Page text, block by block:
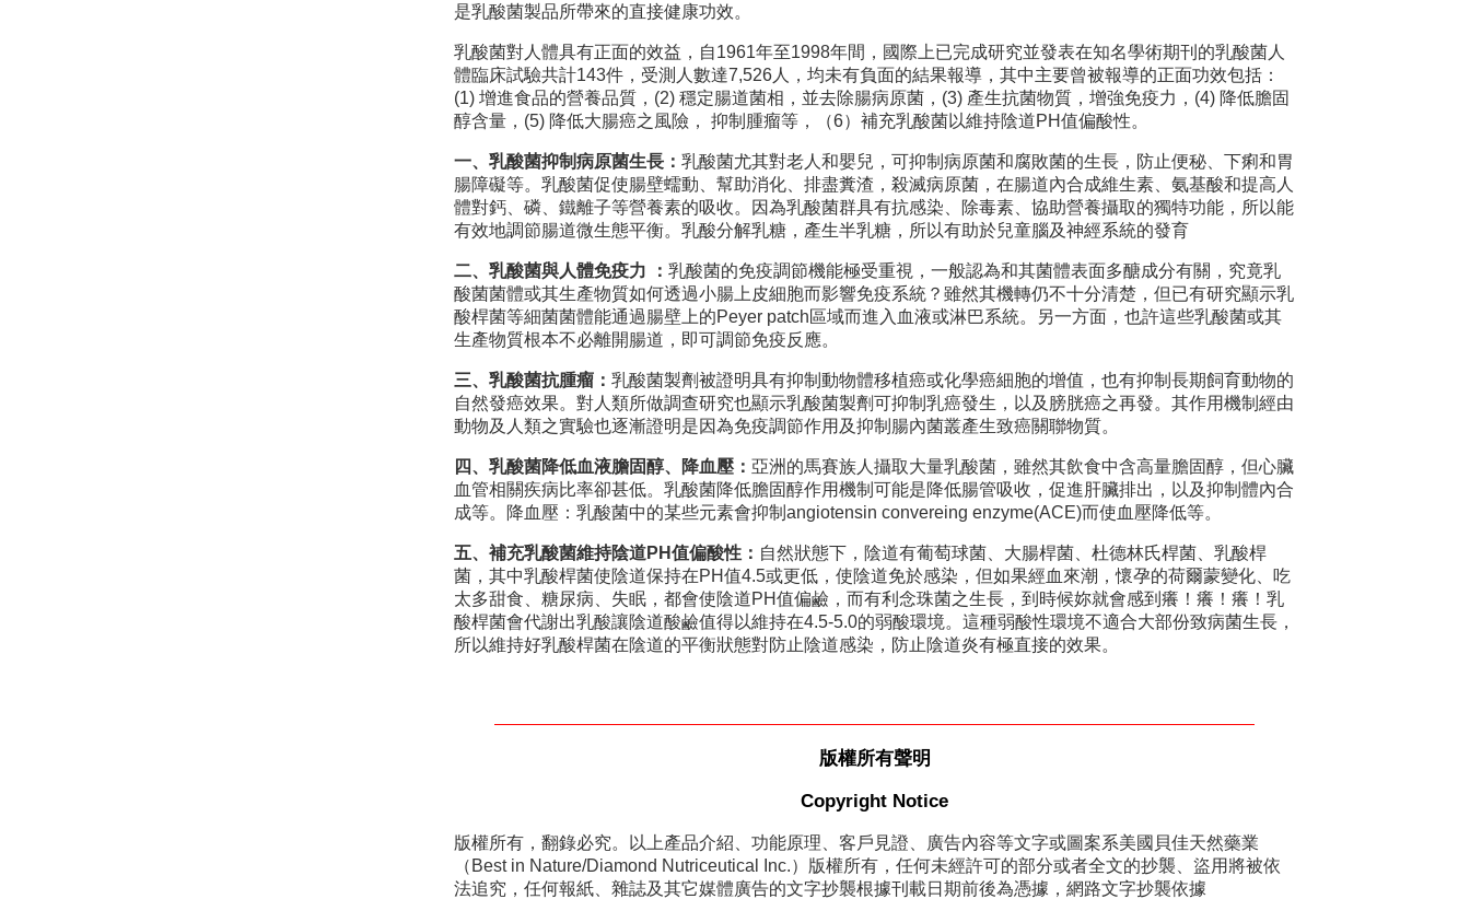
是乳酸菌製品所帶來的直接健康功效。
乳酸菌對人體具有正面的效益，自1961年至1998年間，國際上已完成研究並發表在知名學術期刊的乳酸菌人
體臨床試驗共計143件，受測人數達7,526人，均未有負面的結果報導，其中主要曾被報導的正面功效包括：
(1) 增進食品的營養品質，(2) 穩定腸道菌相，並去除腸病原菌，(3) 產生抗菌物質，增強免疫力，(4) 降低膽固
醇含量，(5) 降低大腸癌之風險， 抑制腫瘤等，（6）補充乳酸菌以維持陰道PH值偏酸性。
一、乳酸菌抑制病原菌生長： 乳酸菌尤其對老人和嬰兒，可抑制病原菌和腐敗菌的生長，防止便秘、下痢和胃
腸障礙等。乳酸菌促使腸壁蠕動、幫助消化、排盡糞渣，殺滅病原菌，在腸道內合成維生素、氨基酸和提高人
體對鈣、磷、鐵離子等營養素的吸收。因為乳酸菌群具有抗感染、除毒素、協助營養攝取的獨特功能，所以能
有效地調節腸道微生態平衡。乳酸分解乳糖，產生半乳糖，所以有助於兒童腦及神經系統的發育
二、乳酸菌與人體免疫力 ： 乳酸菌的免疫調節機能極受重視，一般認為和其菌體表面多醣成分有關，究竟乳
酸菌菌體或其生產物質如何透過小腸上皮細胞而影響免疫系統？雖然其機轉仍不十分清楚，但已有研究顯示乳
酸桿菌等細菌菌體能通過腸壁上的Peyer patch區域而進入血液或淋巴系統。另一方面，也許這些乳酸菌或其
生產物質根本不必離開腸道，即可調節免疫反應。
三、乳酸菌抗腫瘤： 乳酸菌製劑被證明具有抑制動物體移植癌或化學癌細胞的增值，也有抑制長期飼育動物的
自然發癌效果。對人類所做調查研究也顯示乳酸菌製劑可抑制乳癌發生，以及膀胱癌之再發。其作用機制經由
動物及人類之實驗也逐漸證明是因為免疫調節作用及抑制腸內菌叢產生致癌關聯物質。
四、乳酸菌降低血液膽固醇、降血壓： 亞洲的馬賽族人攝取大量乳酸菌，雖然其飲食中含高量膽固醇，但心臟
血管相關疾病比率卻甚低。乳酸菌降低膽固醇作用機制可能是降低腸管吸收，促進肝臟排出，以及抑制體內合
成等。降血壓：乳酸菌中的某些元素會抑制angiotensin convereing enzyme(ACE)而使血壓降低等。
五、補充乳酸菌維持陰道PH值偏酸性： 自然狀態下，陰道有葡萄球菌、大腸桿菌、杜德林氏桿菌、乳酸桿
菌，其中乳酸桿菌使陰道保持在PH值4.5或更低，使陰道免於感染，但如果經血來潮，懷孕的荷爾蒙變化、吃
太多甜食、糖尿病、失眠，都會使陰道PH值偏鹼，而有利念珠菌之生長，到時候妳就會感到癢！癢！癢！乳
酸桿菌會代謝出乳酸讓陰道酸鹼值得以維持在4.5-5.0的弱酸環境。這種弱酸性環境不適合大部份致病菌生長，
所以維持好乳酸桿菌在陰道的平衡狀態對防止陰道感染，防止陰道炎有極直接的效果。
版權所有聲明
Copyright Notice
版權所有，翻錄必究。以上產品介紹、功能原理、客戶見證、廣告內容等文字或圖案系美國貝佳天然藥業
（Best in Nature/Diamond Nutriceutical Inc.）版權所有，任何未經許可的部分或者全文的抄襲、盜用將被依
法追究，任何報紙、雜誌及其它媒體廣告的文字抄襲根據刊載日期前後為憑據，網路文字抄襲依據